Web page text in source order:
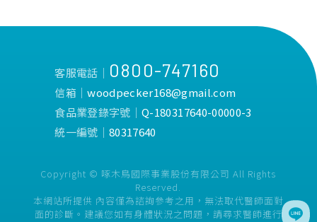
客服電話│ 0800-747160
信箱│woodpecker168@gmail.com
食品業登錄字號│Q-180317640-00000-3
統一編號│80317640
Copyright © 啄木鳥國際事業股份有限公司 All Rights
Reserved.
本網站所提供 內容僅為諮詢參考之用，無法取代醫師面對
面的診斷。建議您如有身體狀況之問題，請尋求醫師進行